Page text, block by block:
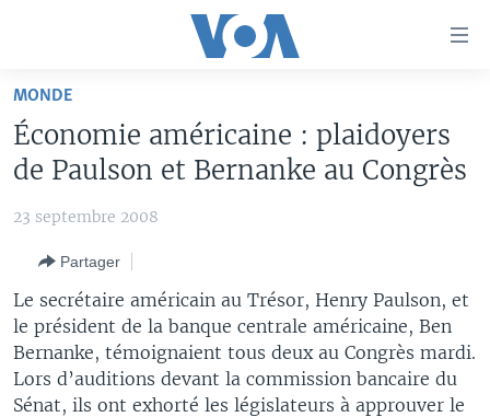
Retour
navigation
Retour
la
recherche
À LA UNE
AFRIQUE
SPORT
TV
WASHINGTON FORUM
CORRESPONDANT VOA
FOCUS SAHEL
REPORTAGES
À VOTRE AVIS
VOTRE SANTÉ VOTRE AVENIR
LE MONDE AU FÉMININ
L'AMÉRIQUE ET VOUS
BAMBARA
FULFULDE
LINGALA
SANGO
Apprenez L'anglais
SUIVEZ-NOUS
MONDE
Économie américaine : plaidoyers
de Paulson et Bernanke au Congrès
23 septembre 2008
Partager
Le secrétaire américain au Trésor, Henry Paulson, et
le président de la banque centrale américaine, Ben
Bernanke, témoignaient tous deux au Congrès mardi.
Lors d’auditions devant la commission bancaire du
Sénat, ils ont exhorté les législateurs à approuver le